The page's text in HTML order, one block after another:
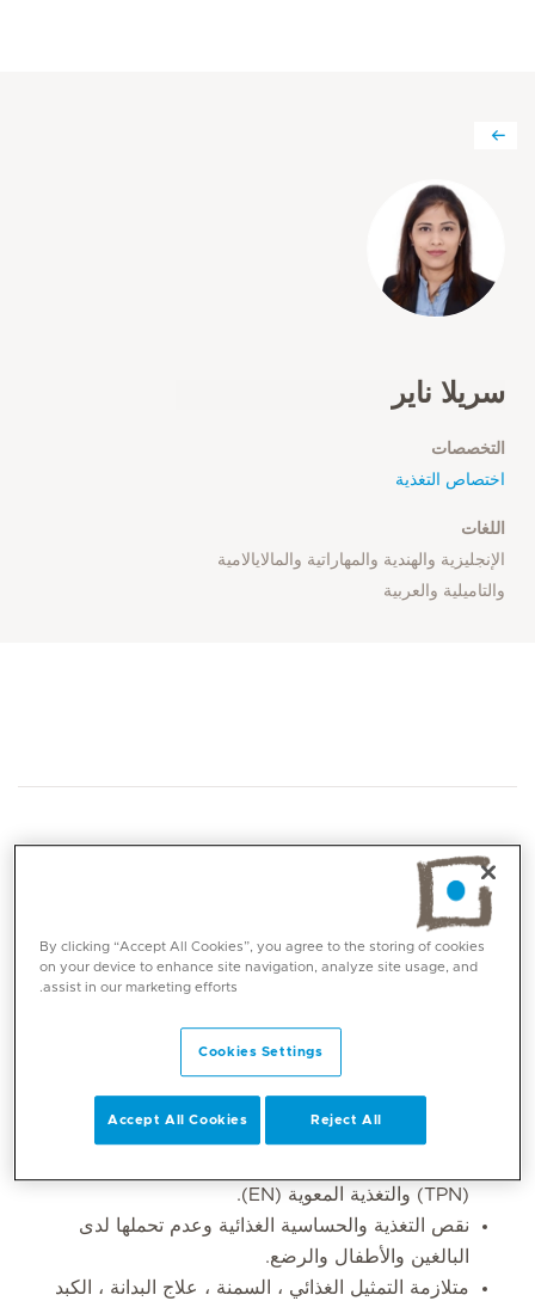
سريلا ناير
التخصصات
اختصاص التغذية
اللغات
الإنجليزية والهندية والمهاراتية والمالايالامية
والتاميلية والعربية
المهارات الأساسية
إدارة جميع الفئات العمرية من حديثي الولادة إلى طب
الشيخوخة - خطط فردية مع متابعة.
الوجبات الغذائية للتفاعل بين الغذاء والدواء.
(TPN) والتغذية المعوية (EN).
نقص التغذية والحساسية الغذائية وعدم تحملها لدى
البالغين والأطفال والرضع.
متلازمة التمثيل الغذائي ، السمنة ، علاج البدانة ، الكبد
By clicking “Accept All Cookies”, you agree to the storing of cookies
on your device to enhance site navigation, analyze site usage, and
assist in our marketing efforts.
Cookies Settings
Reject All
Accept All Cookies